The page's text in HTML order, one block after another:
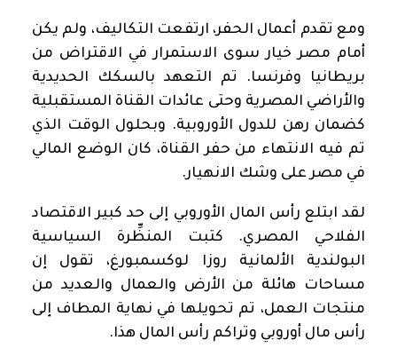
ومع تقدم أعمال الحفر، ارتفعت التكاليف، ولم يكن
أمام مصر خيار سوى الاستمرار في الاقتراض من
بريطانيا وفرنسا. تم التعهد بالسكك الحديدية
والأراضي المصرية وحتى عائدات القناة المستقبلية
كضمان رهن للدول الأوروبية. وبحلول الوقت الذي
تم فيه الانتهاء من حفر القناة، كان الوضع المالي
في مصر على وشك الانهيار.
لقد ابتلع رأس المال الأوروبي إلى حد كبير الاقتصاد
الفلاحي المصري. كتبت المنظِّرة السياسية
البولندية الألمانية روزا لوكسمبورغ، تقول إن
مساحات هائلة من الأرض والعمال والعديد من
منتجات العمل، تم تحويلها في نهاية المطاف إلى
رأس مال أوروبي وتراكم رأس المال هذا.